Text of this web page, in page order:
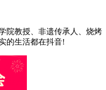
院教授、非遗传承人、烧烤
的生活都在抖音!